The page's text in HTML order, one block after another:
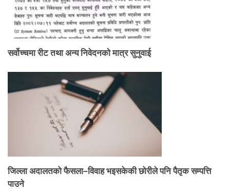
सर्वोच्चमा रीट तथा अन्य निवेदनकाे मात्र सुनुवाई
जिल्ला अदालतको फैसला–विवाह भइसकेकी छोरीले पनि पैतृक सम्पत्ति
पाउने